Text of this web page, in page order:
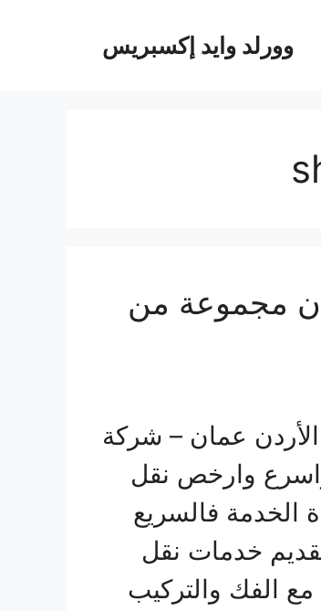
وورلد وايد إكسبريس
مجموعة من
عمان – شركة
وارخص نقل
الخدمة فالسريع
خدمات نقل
الفك والتركيب